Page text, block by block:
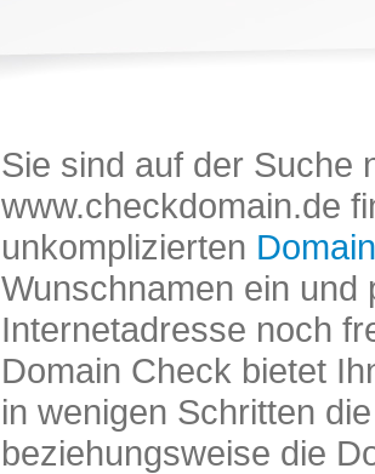
Sie sind auf der Suche
www.checkdomain.de
unkomplizierten
Wunschnamen ein und
Internetadresse noch
Domain Check bietet
in wenigen Schritten
beziehungsweise die